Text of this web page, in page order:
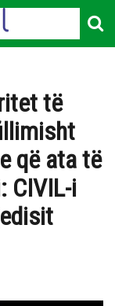
të
që ata të
CIVIL-i